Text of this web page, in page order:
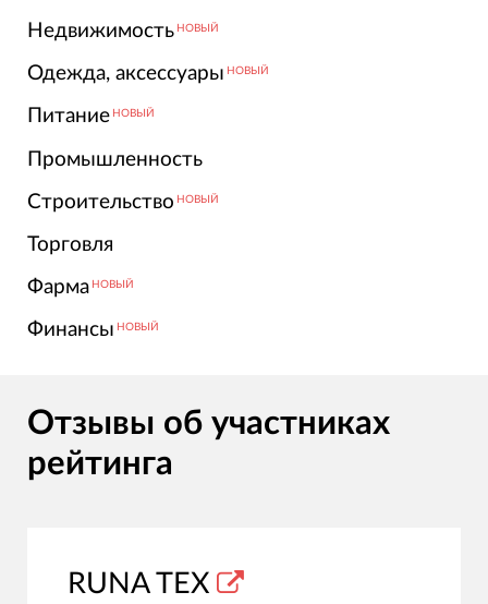
Недвижимость НОВЫЙ
Одежда, аксессуары НОВЫЙ
Питание НОВЫЙ
Промышленность
Строительство НОВЫЙ
Торговля
Фарма НОВЫЙ
Финансы НОВЫЙ
Отзывы об участниках
рейтинга
RUNA TEX